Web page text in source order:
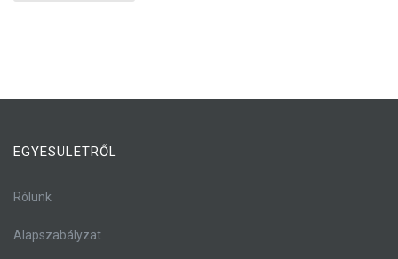
EGYESÜLETRŐL
Rólunk
Alapszabályzat